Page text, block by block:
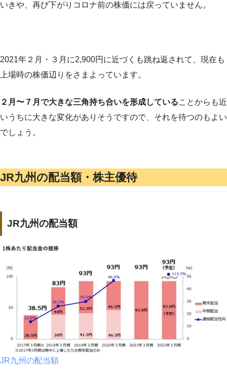
いきや、再び下がりコロナ前の株価には戻っていません。
2021年２月・３月に2,900円に近づくも跳ね返されて、現在も
上場時の株価辺りをさまよっています。
２月〜７月で大きな三角持ち合いを形成していることからも近
いうちに大きな変化がありそうですので、それを待つのもよい
でしょう。
JR九州の配当額・株主優待
JR九州の配当額
JR九州の配当額